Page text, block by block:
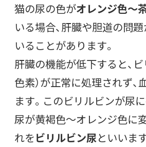
猫の尿の色がオレンジ色〜
いる場合、肝臓や胆道の問
いることがあります。
肝臓の機能が低下すると、
色素）が正常に処理されず、
ます。このビリルビンが尿
尿が黄褐色〜オレンジ色に
れをビリルビン尿といいます